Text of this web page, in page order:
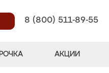
8 (800) 511-89-55
АКЦИИ